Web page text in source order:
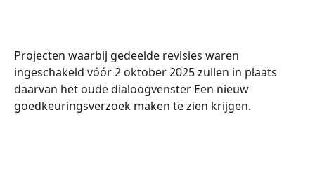
Projecten waarbij gedeelde revisies waren
ingeschakeld vóór 2 oktober 2025 zullen in plaats
daarvan het oude dialoogvenster Een nieuw
goedkeuringsverzoek maken te zien krijgen.